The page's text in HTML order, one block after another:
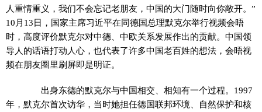
人重情重义，我们不会忘记老朋友，中国的大门随时向你敞开。”
10月13日，国家主席习近平在同德国总理默克尔举行视频会晤
时，高度评价默克尔对中德、中欧关系发展作出的贡献。中国领
导人的话语打动人心，也代表了许多中国老百姓的想法，会晤视
频在朋友圈里刷屏即是明证。
出身东德的默克尔与中国相交、相知有一个过程。1997
年，默克尔首次访华，当时她担任德国联邦环境、自然保护和核